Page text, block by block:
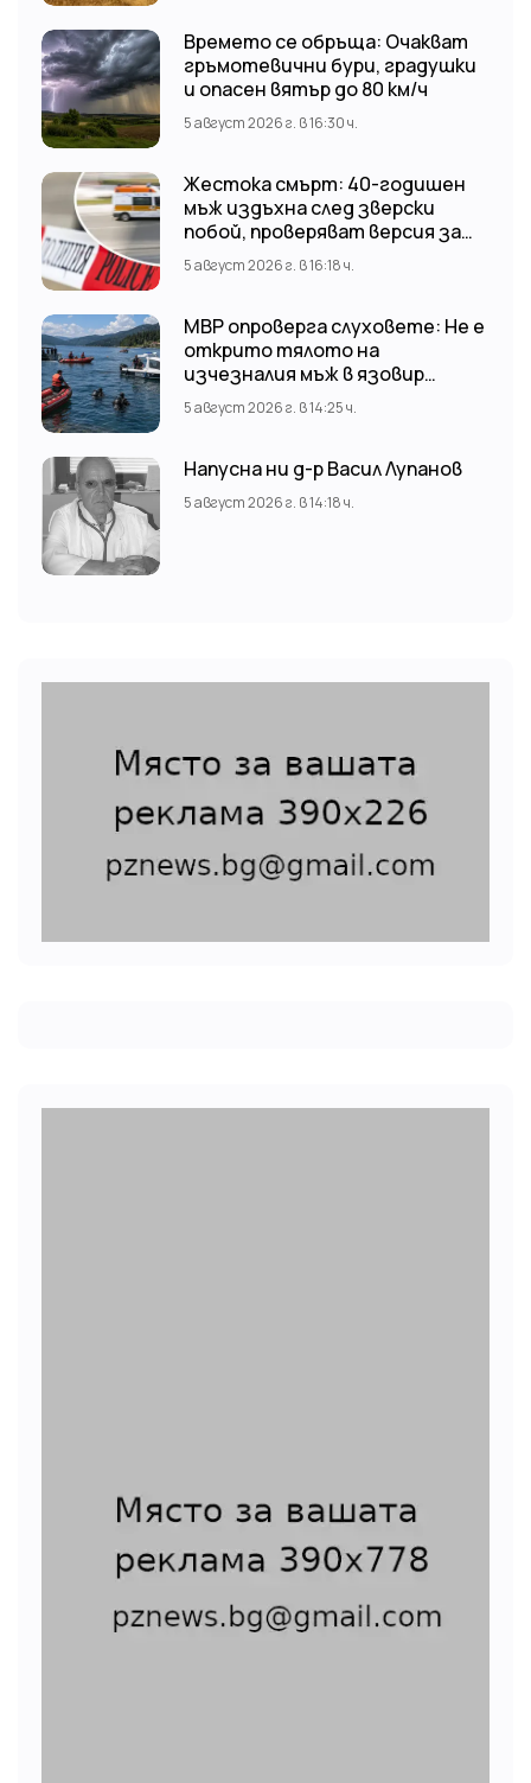
Времето се обръща: Очакват
гръмотевични бури, градушки
и опасен вятър до 80 км/ч
5 август 2026 г. в 16:30 ч.
Жестока смърт: 40-годишен
мъж издъхна след зверски
побой, проверяват версия за
нападение от тийнейджъри
5 август 2026 г. в 16:18 ч.
МВР опроверга слуховете: Не е
открито тялото на
изчезналия мъж в язовир
„Доспат“ Издирвателната
операция продължава!
5 август 2026 г. в 14:25 ч.
Напусна ни д-р Васил Лупанов
5 август 2026 г. в 14:18 ч.